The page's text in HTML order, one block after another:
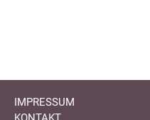
IMPRESSUM